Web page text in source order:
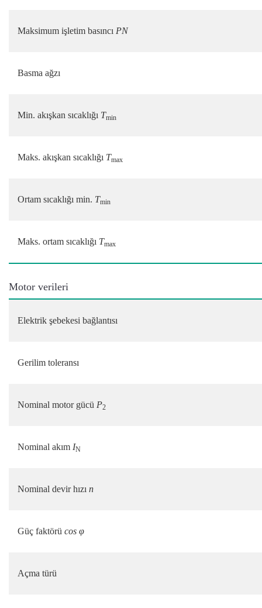
Maksimum işletim basıncı PN
Basma ağzı
Min. akışkan sıcaklığı Tmin
Maks. akışkan sıcaklığı Tmax
Ortam sıcaklığı min. Tmin
Maks. ortam sıcaklığı Tmax
Motor verileri
Elektrik şebekesi bağlantısı
Gerilim toleransı
Nominal motor gücü P2
Nominal akım IN
Nominal devir hızı n
Güç faktörü cos φ
Açma türü